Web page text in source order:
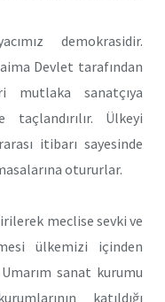
demokrasidir.
Devlet tarafından
mutlaka sanatçıya
Ülkeyi
itibarı sayesinde
otururlar.
meclise sevki ve
ülkemizi içinden
Umarım sanat kurumu
katıldığı